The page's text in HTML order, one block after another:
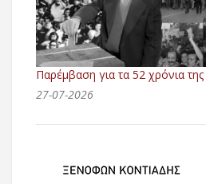
Παρέμβαση για τα 52 χρόνια
27-07-2026